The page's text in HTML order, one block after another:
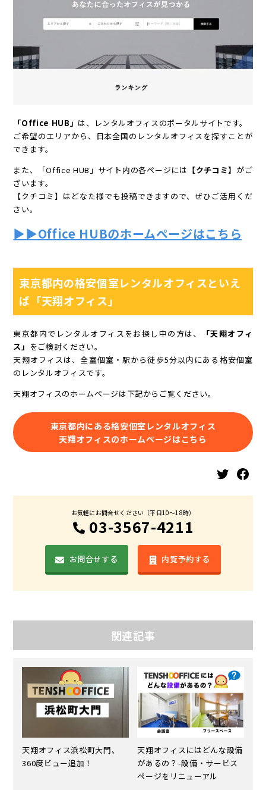
「Office HUB」 は、レンタルオフィスのポータルサイトです。
ご希望のエリアから、日本全国のレンタルオフィスを探すことが
できます。
また、「Office HUB」サイト内の各ページには 【クチコミ】 がご
ざいます。
【クチコミ】はどなた様でも投稿できますので、ぜひご活用くだ
さい。
▶▶Office HUBのホームページはこちら
東京都内の格安個室レンタルオフィスといえ
ば「天翔オフィス」
東京都内でレンタルオフィスをお探し中の方は、
「天翔オフィ
ス」 をご検討ください。
天翔オフィスは、全室個室・駅から徒歩5分以内にある格安個室
のレンタルオフィスです。
天翔オフィスのホームページは下記からご覧ください。
東京都内にある格安個室レンタルオフィス
天翔オフィスのホームページはこちら
Twitter Facebook
お気軽にお問合せください（平日10〜18時）
03-3567-4211
お問合せする 内覧予約する
関連記事
天翔オフィス浜松町大門、
360度ビュー追加！
天翔オフィスにはどんな設備
があるの？-設備・サービス
ページをリニューアル